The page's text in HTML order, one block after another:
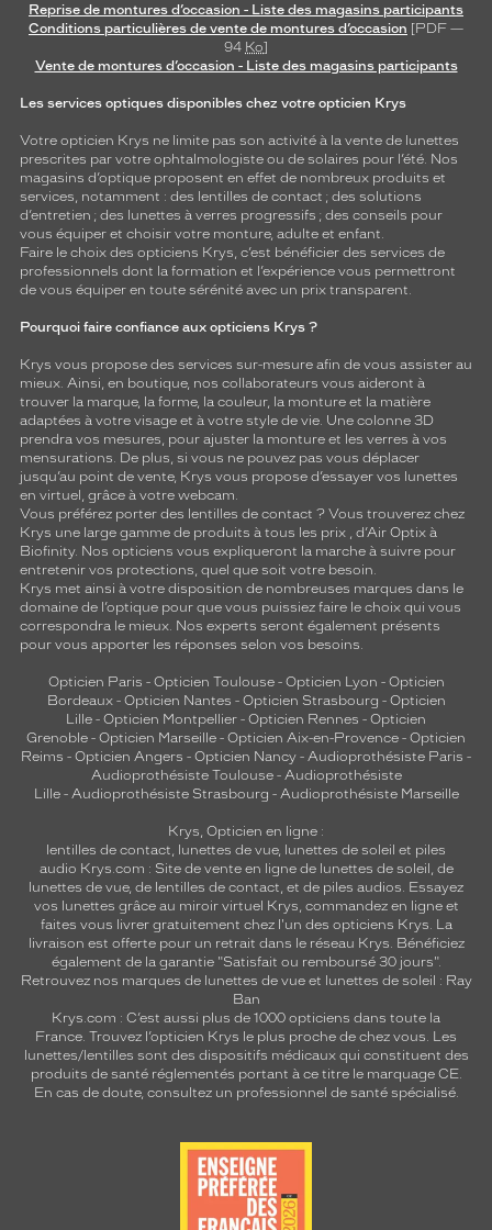
Reprise de montures d’occasion - Liste des magasins participants
Conditions particulières de vente de montures d’occasion [PDF —
94 Ko]
Vente de montures d’occasion - Liste des magasins participants
Les services optiques disponibles chez votre opticien Krys
Votre opticien Krys ne limite pas son activité à la vente de lunettes
prescrites par votre ophtalmologiste ou de solaires pour l’été. Nos
magasins d’optique proposent en effet de nombreux produits et
services, notamment : des lentilles de contact ; des solutions
d’entretien ; des lunettes à verres progressifs ; des conseils pour
vous équiper et choisir votre monture, adulte et enfant.
Faire le choix des opticiens Krys, c’est bénéficier des services de
professionnels dont la formation et l’expérience vous permettront
de vous équiper en toute sérénité avec un prix transparent.
Pourquoi faire confiance aux opticiens Krys ?
Krys vous propose des services sur-mesure afin de vous assister au
mieux. Ainsi, en boutique, nos collaborateurs vous aideront à
trouver la marque, la forme, la couleur, la monture et la matière
adaptées à votre visage et à votre style de vie. Une colonne 3D
prendra vos mesures, pour ajuster la monture et les verres à vos
mensurations. De plus, si vous ne pouvez pas vous déplacer
jusqu’au point de vente, Krys vous propose d’essayer vos lunettes
en virtuel, grâce à votre webcam.
Vous préférez porter des lentilles de contact ? Vous trouverez chez
Krys une large gamme de produits à tous les prix , d’Air Optix à
Biofinity. Nos opticiens vous expliqueront la marche à suivre pour
entretenir vos protections, quel que soit votre besoin.
Krys met ainsi à votre disposition de nombreuses marques dans le
domaine de l’optique pour que vous puissiez faire le choix qui vous
correspondra le mieux. Nos experts seront également présents
pour vous apporter les réponses selon vos besoins.
Opticien Paris - Opticien Toulouse- Opticien Lyon - Opticien
Bordeaux- Opticien Nantes - Opticien Strasbourg - Opticien
Lille - Opticien Montpellier - Opticien Rennes - Opticien
Grenoble - Opticien Marseille - Opticien Aix-en-Provence - Opticien
Reims - Opticien Angers - Opticien Nancy - Audioprothésiste Paris -
Audioprothésiste Toulouse- Audioprothésiste
Lille- Audioprothésiste Strasbourg - Audioprothésiste Marseille
Krys, Opticien en ligne :
lentilles de contact lunettes de vue, lunettes de soleil et piles
audio Krys.com : Site de vente en ligne de lunettes de soleil, de
lunettes de vue, de lentilles de contact , et de piles audios. Essayez
vos lunettes grâce au miroir virtuel Krys, commandez en ligne et
faites vous livrer gratuitement chez l'un des opticiens Krys. La
livraison est offerte pour un retrait dans le réseau Krys. Bénéficiez
également de la garantie "Satisfait ou remboursé 30 jours".
Retrouvez nos marques de lunettes de vue et lunettes de soleil : Ray
Ban
Krys.com : C’est aussi plus de 1000 opticiens dans toute la
France. Trouvez l’opticien Krys le plus proche de chez vous . Les
lunettes/lentilles sont des dispositifs médicaux qui constituent des
produits de santé réglementés portant à ce titre le marquage CE.
En cas de doute, consultez un professionnel de santé spécialisé.